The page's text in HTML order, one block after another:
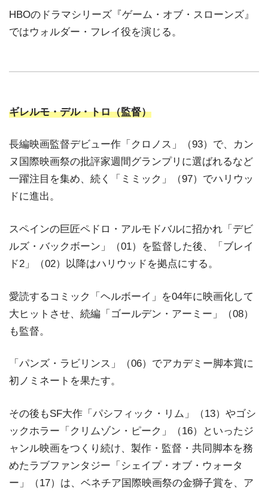
HBOのドラマシリーズ『ゲーム・オブ・スローンズ』
ではウォルダー・フレイ役を演じる。
ギレルモ・デル・トロ（監督）
長編映画監督デビュー作「クロノス」（93）で、カン
ヌ国際映画祭の批評家週間グランプリに選ばれるなど
一躍注目を集め、続く「ミミック」（97）でハリウッ
ドに進出。
スペインの巨匠ペドロ・アルモドバルに招かれ「デビ
ルズ・バックボーン」（01）を監督した後、「ブレイ
ド2」（02）以降はハリウッドを拠点にする。
愛読するコミック「ヘルボーイ」を04年に映画化して
大ヒットさせ、続編「ゴールデン・アーミー」（08）
も監督。
「パンズ・ラビリンス」（06）でアカデミー脚本賞に
初ノミネートを果たす。
その後もSF大作「パシフィック・リム」（13）やゴシ
ックホラー「クリムゾン・ピーク」（16）といったジ
ャンル映画をつくり続け、製作・監督・共同脚本を務
めたラブファンタジー「シェイプ・オブ・ウォータ
ー」（17）は、ベネチア国際映画祭の金獅子賞を、ア